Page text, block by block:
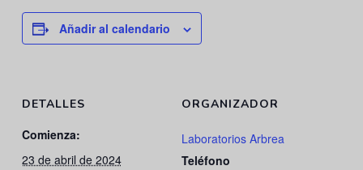
Añadir al calendario
DETALLES
Comienza:
23 de abril de 2024
ORGANIZADOR
Laboratorios Arbrea
Teléfono